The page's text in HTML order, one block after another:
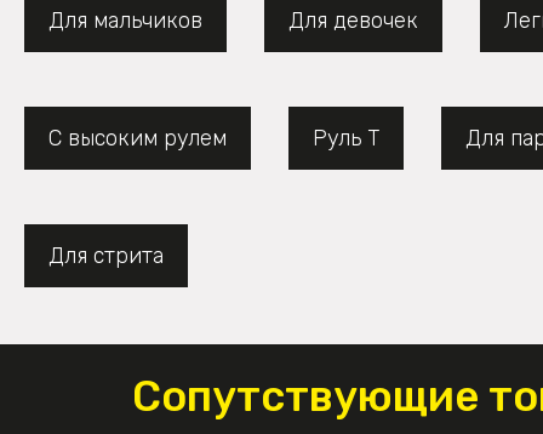
Для мальчиков Для девочек
С высоким рулем Руль Т Для
Для стрита
Сопутствующие